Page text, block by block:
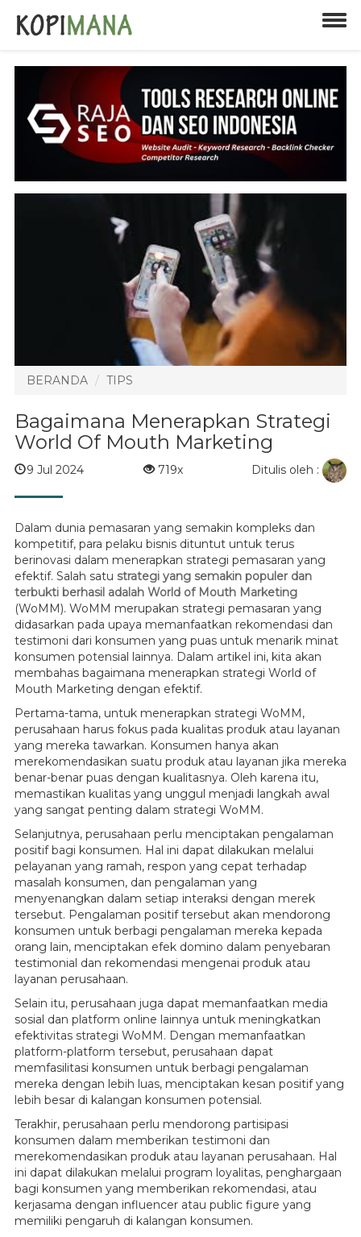
BERANDA TIPS
Bagaimana Menerapkan Strategi
World Of Mouth Marketing
9 Jul 2024 719x Ditulis oleh :
Dalam dunia pemasaran yang semakin kompleks dan
kompetitif, para pelaku bisnis dituntut untuk terus
berinovasi dalam menerapkan strategi pemasaran yang
efektif. Salah satu strategi yang semakin populer dan
terbukti berhasil adalah World of Mouth Marketing
(WoMM). WoMM merupakan strategi pemasaran yang
didasarkan pada upaya memanfaatkan rekomendasi dan
testimoni dari konsumen yang puas untuk menarik minat
konsumen potensial lainnya. Dalam artikel ini, kita akan
membahas bagaimana menerapkan strategi World of
Mouth Marketing dengan efektif.
Pertama-tama, untuk menerapkan strategi WoMM,
perusahaan harus fokus pada kualitas produk atau layanan
yang mereka tawarkan. Konsumen hanya akan
merekomendasikan suatu produk atau layanan jika mereka
benar-benar puas dengan kualitasnya. Oleh karena itu,
memastikan kualitas yang unggul menjadi langkah awal
yang sangat penting dalam strategi WoMM.
Selanjutnya, perusahaan perlu menciptakan pengalaman
positif bagi konsumen. Hal ini dapat dilakukan melalui
pelayanan yang ramah, respon yang cepat terhadap
masalah konsumen, dan pengalaman yang
menyenangkan dalam setiap interaksi dengan merek
tersebut. Pengalaman positif tersebut akan mendorong
konsumen untuk berbagi pengalaman mereka kepada
orang lain, menciptakan efek domino dalam penyebaran
testimonial dan rekomendasi mengenai produk atau
layanan perusahaan.
Selain itu, perusahaan juga dapat memanfaatkan media
sosial dan platform online lainnya untuk meningkatkan
efektivitas strategi WoMM. Dengan memanfaatkan
platform-platform tersebut, perusahaan dapat
memfasilitasi konsumen untuk berbagi pengalaman
mereka dengan lebih luas, menciptakan kesan positif yang
lebih besar di kalangan konsumen potensial.
Terakhir, perusahaan perlu mendorong partisipasi
konsumen dalam memberikan testimoni dan
merekomendasikan produk atau layanan perusahaan. Hal
ini dapat dilakukan melalui program loyalitas, penghargaan
bagi konsumen yang memberikan rekomendasi, atau
kerjasama dengan influencer atau public figure yang
memiliki pengaruh di kalangan konsumen.